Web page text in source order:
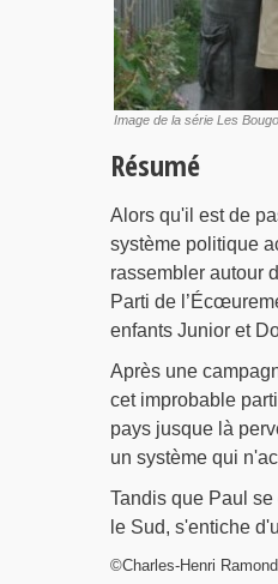
Image de la série Les
Résumé
Alors qu'il est de
système politique
rassembler autour
Parti de
enfants Junior et
Après une
cet improbable
pays jusque là
un système qui
Tandis que Paul
le Sud, s'entiche
©Charles-Henri Ramond